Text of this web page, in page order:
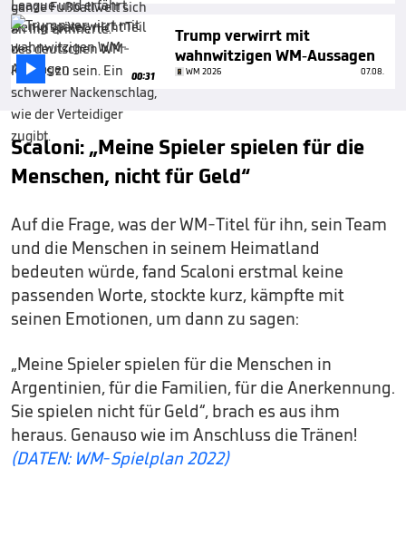
 00:31
Trump verwirrt mit
wahnwitzigen WM-Aussagen
WM 2026 07.08.
Scaloni: „Meine Spieler spielen für die
Menschen, nicht für Geld“
Auf die Frage, was der WM-Titel für ihn, sein Team
und die Menschen in seinem Heimatland
bedeuten würde, fand Scaloni erstmal keine
passenden Worte, stockte kurz, kämpfte mit
seinen Emotionen, um dann zu sagen:
„Meine Spieler spielen für die Menschen in
Argentinien, für die Familien, für die Anerkennung.
Sie spielen nicht für Geld“, brach es aus ihm
heraus. Genauso wie im Anschluss die Tränen!
(DATEN: WM-Spielplan 2022)